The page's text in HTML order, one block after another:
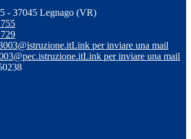
- 37045 Legnago (VR)
Link per inviare una mail
Link per inviare una mail